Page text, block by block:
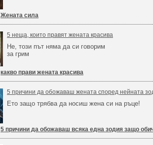
Жената сила
5 неща, които правят жената красива
Не, този път няма да си говорим
за грим
какво прави жената красива
5 причини да обожаваш жената според нейната
Ето защо трябва да носиш жена си на ръце!
5 причини да обожаваш всяка една зодия защо